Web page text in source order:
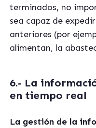
terminados, no
sea capaz de
anteriores (por
alimentan, la
6.- La
en tiempo real
La gestión de la